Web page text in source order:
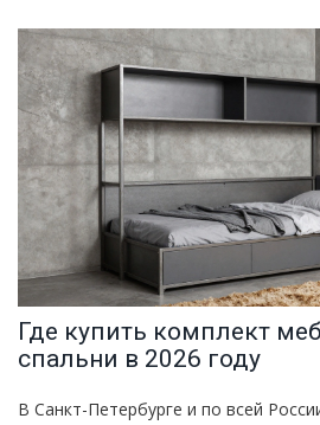
Где купить комплект
спальни в 2026 году
В Санкт-Петербурге и по всей